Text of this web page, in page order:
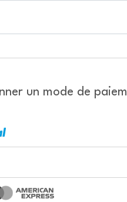
un mode de